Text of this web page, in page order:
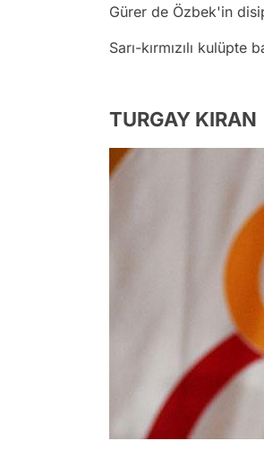
Gürer de Özbek'in
Sarı-kırmızılı
TURGAY KIRAN